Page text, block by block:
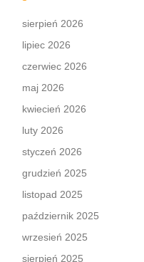
sierpień 2026
lipiec 2026
czerwiec 2026
maj 2026
kwiecień 2026
luty 2026
styczeń 2026
grudzień 2025
listopad 2025
październik 2025
wrzesień 2025
sierpień 2025